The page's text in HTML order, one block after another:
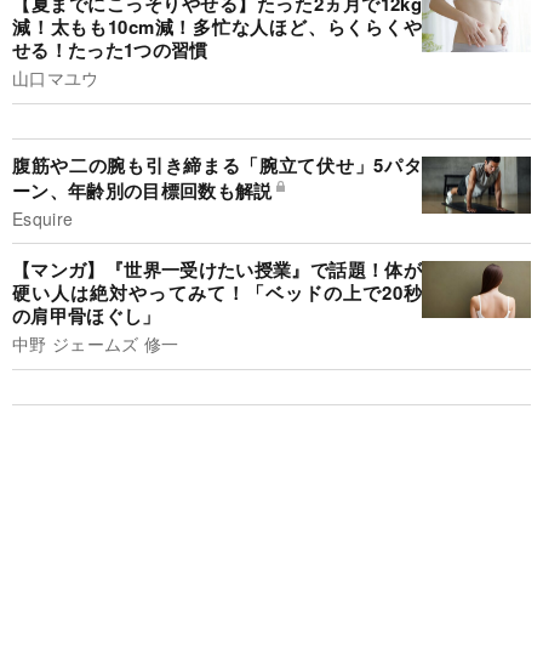
減！太もも10cm減！多忙な人ほど、らくらくや
せる！たった1つの習慣
山口マユウ
腹筋や二の腕も引き締まる「腕立て伏せ」5パタ
ーン、年齢別の目標回数も解説
Esquire
【マンガ】『世界一受けたい授業』で話題！体が
硬い人は絶対やってみて！「ベッドの上で20秒
の肩甲骨ほぐし」
中野 ジェームズ 修一